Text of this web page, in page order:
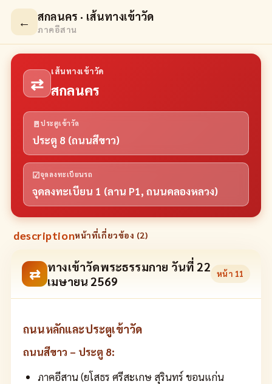
← สกลนคร · เส้นทางเข้าวัด
ภาคอีสาน
⇄
เส้นทางเข้าวัด
สกลนคร
🚪ประตูเข้าวัด
ประตู 8 (ถนนสีขาว)
☑จุดลงทะเบียนรถ
จุดลงทะเบียน 1 (ลาน P1, ถนนคลองหลวง)
descriptionหน้าที่เกี่ยวข้อง (2)
⇄ ทางเข้าวัดพระธรรมกาย วันที่ 22
เมษายน 2569
หน้า 11
ถนนหลักและประตูเข้าวัด
ถนนสีขาว – ประตู 8:
ภาคอีสาน (ยโสธร ศรีสะเกษ สุรินทร์ ขอนแก่น